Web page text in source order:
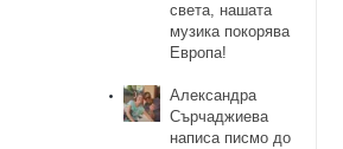
света, нашата
музика покорява
Европа!
Александра
Сърчаджиева
написа писмо до